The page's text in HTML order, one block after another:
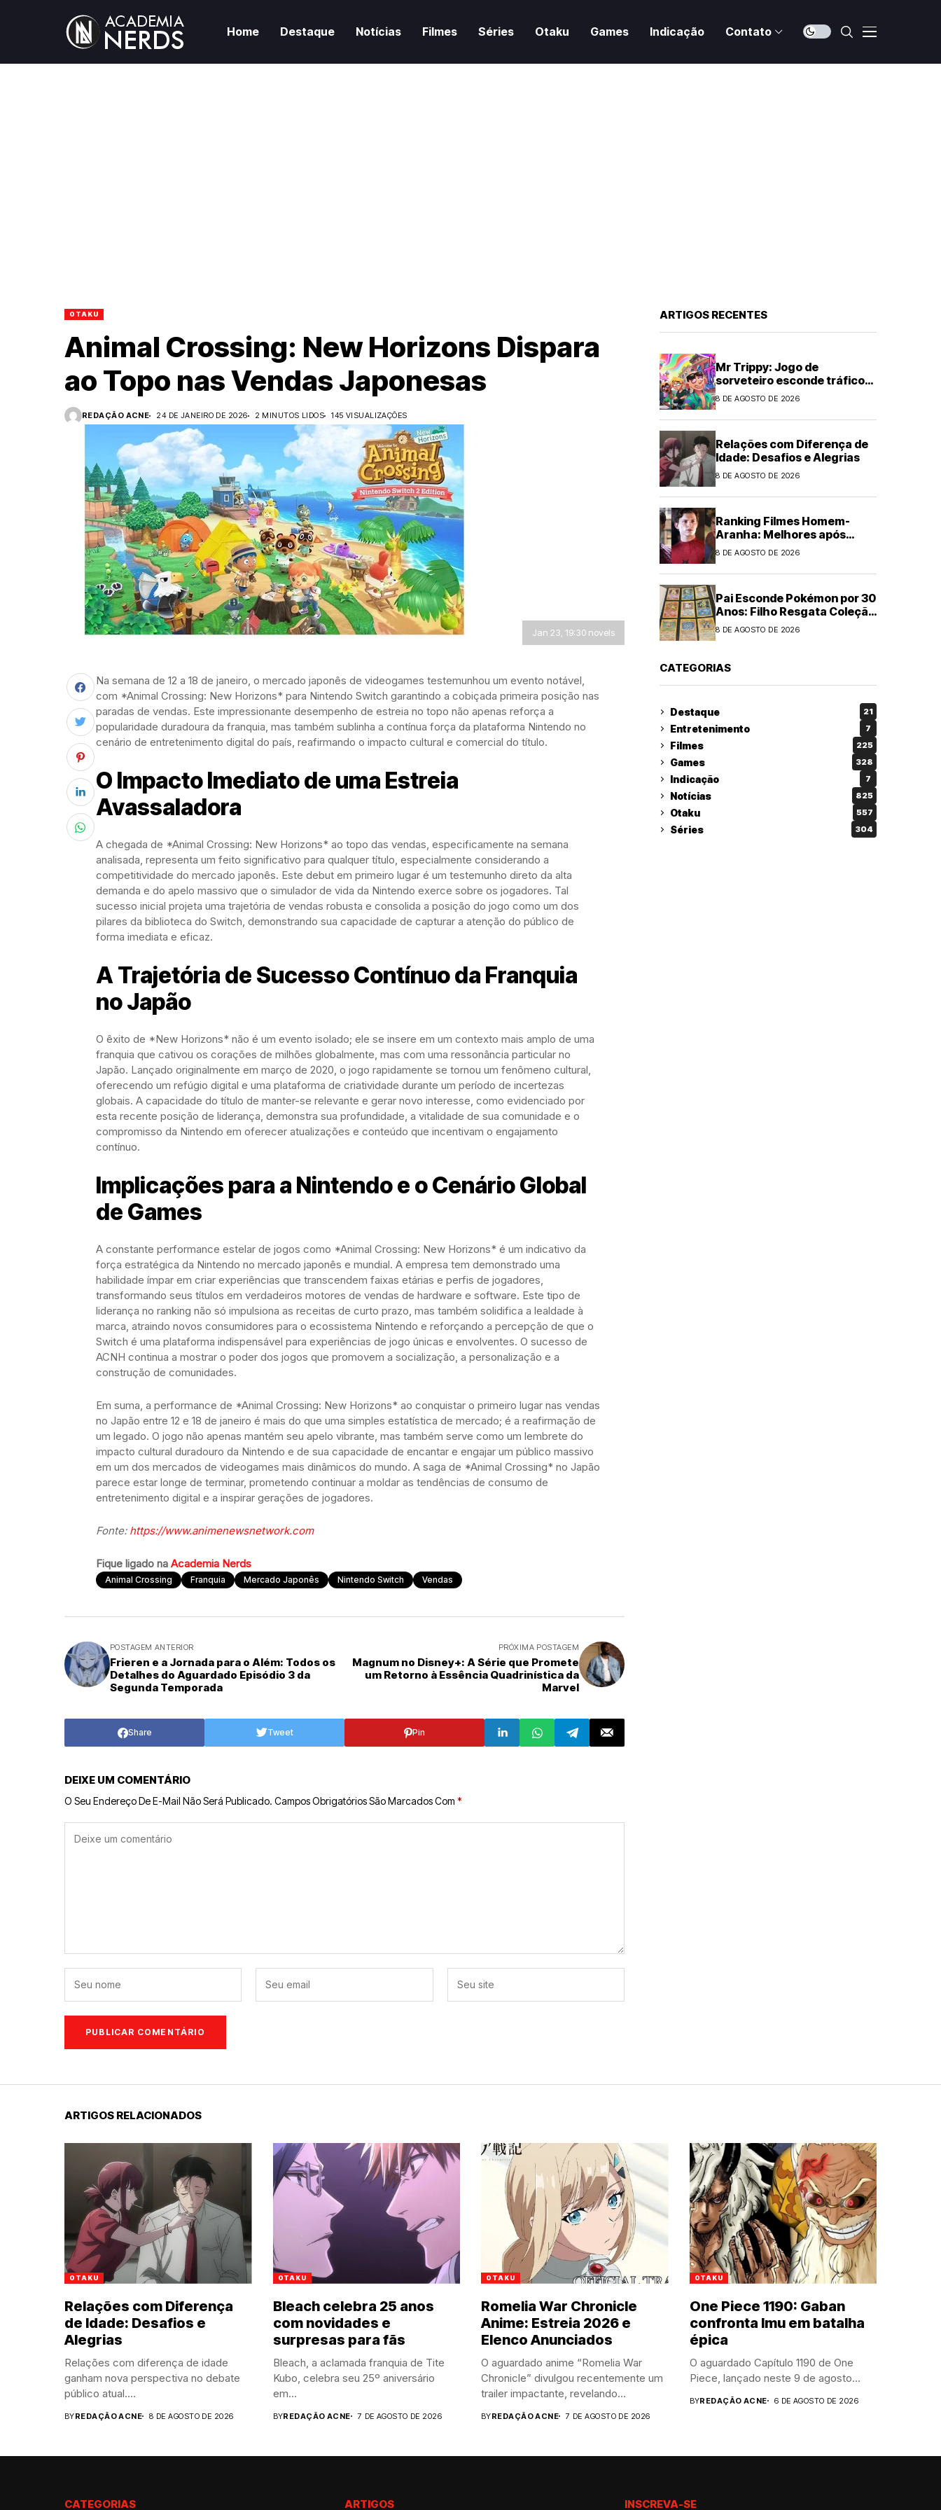
Home Destaque Notícias Filmes Séries Otaku Games Indicação Contato
OTAKU
Animal Crossing: New Horizons Dispara
ao Topo nas Vendas Japonesas
REDAÇÃO ACNE 24 DE JANEIRO DE 2026 2 MINUTOS LIDOS 145 VISUALIZAÇÕES
Jan 23, 19:30 novels
Na semana de 12 a 18 de janeiro, o mercado japonês de videogames testemunhou um evento notável,
com *Animal Crossing: New Horizons* para Nintendo Switch garantindo a cobiçada primeira posição nas
paradas de vendas. Este impressionante desempenho de estreia no topo não apenas reforça a
popularidade duradoura da franquia, mas também sublinha a contínua força da plataforma Nintendo no
cenário de entretenimento digital do país, reafirmando o impacto cultural e comercial do título.
O Impacto Imediato de uma Estreia
Avassaladora
A chegada de *Animal Crossing: New Horizons* ao topo das vendas, especificamente na semana
analisada, representa um feito significativo para qualquer título, especialmente considerando a
competitividade do mercado japonês. Este debut em primeiro lugar é um testemunho direto da alta
demanda e do apelo massivo que o simulador de vida da Nintendo exerce sobre os jogadores. Tal
sucesso inicial projeta uma trajetória de vendas robusta e consolida a posição do jogo como um dos
pilares da biblioteca do Switch, demonstrando sua capacidade de capturar a atenção do público de
forma imediata e eficaz.
A Trajetória de Sucesso Contínuo da Franquia
no Japão
O êxito de *New Horizons* não é um evento isolado; ele se insere em um contexto mais amplo de uma
franquia que cativou os corações de milhões globalmente, mas com uma ressonância particular no
Japão. Lançado originalmente em março de 2020, o jogo rapidamente se tornou um fenômeno cultural,
oferecendo um refúgio digital e uma plataforma de criatividade durante um período de incertezas
globais. A capacidade do título de manter-se relevante e gerar novo interesse, como evidenciado por
esta recente posição de liderança, demonstra sua profundidade, a vitalidade de sua comunidade e o
compromisso da Nintendo em oferecer atualizações e conteúdo que incentivam o engajamento
contínuo.
Implicações para a Nintendo e o Cenário Global
de Games
A constante performance estelar de jogos como *Animal Crossing: New Horizons* é um indicativo da
força estratégica da Nintendo no mercado japonês e mundial. A empresa tem demonstrado uma
habilidade ímpar em criar experiências que transcendem faixas etárias e perfis de jogadores,
transformando seus títulos em verdadeiros motores de vendas de hardware e software. Este tipo de
liderança no ranking não só impulsiona as receitas de curto prazo, mas também solidifica a lealdade à
marca, atraindo novos consumidores para o ecossistema Nintendo e reforçando a percepção de que o
Switch é uma plataforma indispensável para experiências de jogo únicas e envolventes. O sucesso de
ACNH continua a mostrar o poder dos jogos que promovem a socialização, a personalização e a
construção de comunidades.
Em suma, a performance de *Animal Crossing: New Horizons* ao conquistar o primeiro lugar nas vendas
no Japão entre 12 e 18 de janeiro é mais do que uma simples estatística de mercado; é a reafirmação de
um legado. O jogo não apenas mantém seu apelo vibrante, mas também serve como um lembrete do
impacto cultural duradouro da Nintendo e de sua capacidade de encantar e engajar um público massivo
em um dos mercados de videogames mais dinâmicos do mundo. A saga de *Animal Crossing* no Japão
parece estar longe de terminar, prometendo continuar a moldar as tendências de consumo de
entretenimento digital e a inspirar gerações de jogadores.
Fonte: https://www.animenewsnetwork.com
Fique ligado na Academia Nerds
Animal Crossing Franquia Mercado Japonês Nintendo Switch Vendas
POSTAGEM ANTERIOR
Frieren e a Jornada para o Além: Todos os
Detalhes do Aguardado Episódio 3 da
Segunda Temporada
PRÓXIMA POSTAGEM
Magnum no Disney+: A Série que Promete
um Retorno à Essência Quadrinística da
Marvel
Share Tweet Pin
DEIXE UM COMENTÁRIO
O Seu Endereço De E-Mail Não Será Publicado. Campos Obrigatórios São Marcados Com *
ARTIGOS RECENTES
Mr Trippy: Jogo de
sorveteiro esconde tráfico
de drogas
8 DE AGOSTO DE 2026
Relações com Diferença de
Idade: Desafios e Alegrias
8 DE AGOSTO DE 2026
Ranking Filmes Homem-
Aranha: Melhores após
Brand New Day
8 DE AGOSTO DE 2026
Pai Esconde Pokémon por 30
Anos: Filho Resgata Coleção
Clássica
8 DE AGOSTO DE 2026
CATEGORIAS
Destaque 21
Entretenimento 7
Filmes 225
Games 328
Indicação 7
Notícias 825
Otaku 557
Séries 304
ARTIGOS RELACIONADOS
OTAKU
Relações com Diferença
de Idade: Desafios e
Alegrias
Relações com diferença de idade
ganham nova perspectiva no debate
público atual....
BYREDAÇÃO ACNE 8 DE AGOSTO DE 2026
OTAKU
Bleach celebra 25 anos
com novidades e
surpresas para fãs
Bleach, a aclamada franquia de Tite
Kubo, celebra seu 25º aniversário
em...
BYREDAÇÃO ACNE 7 DE AGOSTO DE 2026
OTAKU
Romelia War Chronicle
Anime: Estreia 2026 e
Elenco Anunciados
O aguardado anime “Romelia War
Chronicle” divulgou recentemente um
trailer impactante, revelando...
BYREDAÇÃO ACNE 7 DE AGOSTO DE 2026
OTAKU
One Piece 1190: Gaban
confronta Imu em batalha
épica
O aguardado Capítulo 1190 de One
Piece, lançado neste 9 de agosto...
BYREDAÇÃO ACNE 6 DE AGOSTO DE 2026
CATEGORIAS ARTIGOS INSCREVA-SE